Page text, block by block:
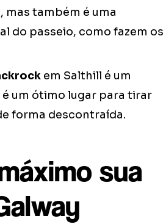
mas também é uma
do passeio, como fazem os
em Salthill é um
um ótimo lugar para tirar
forma descontraída.
sua